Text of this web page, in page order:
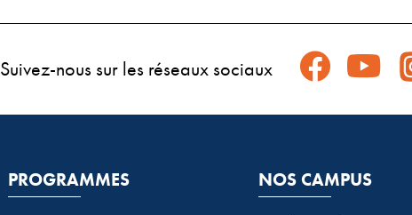
Suivez-nous sur les réseaux sociaux
PROGRAMMES NOS CAMPUS